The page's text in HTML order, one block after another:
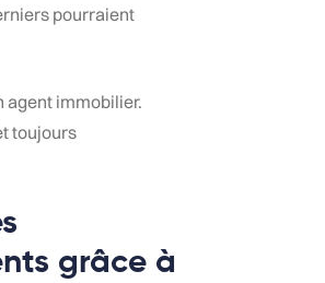
pourraient
agent immobilier.
toujours
grâce à